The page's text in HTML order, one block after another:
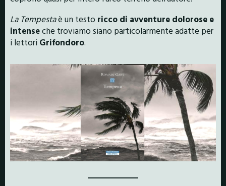
La Tempestaè un testo ricco di avventure dolorose e
intenseche troviamo siano particolarmente adatte per
i lettori Grifondoro.